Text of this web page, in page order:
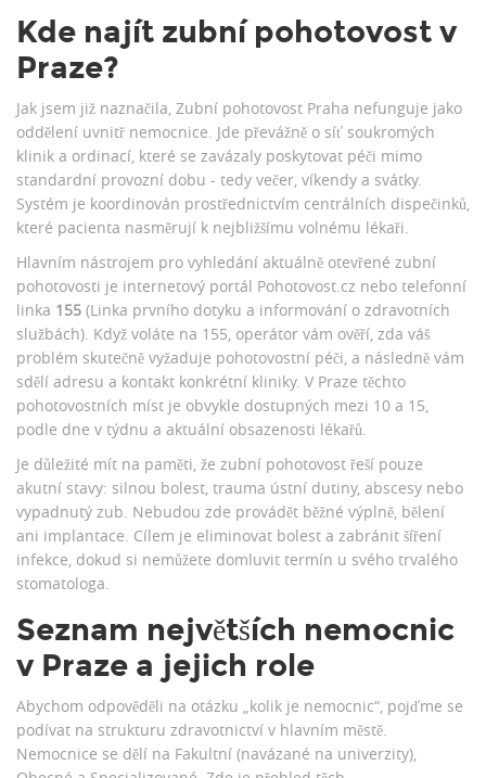
Kde najít zubní pohotovost v
Praze?
Jak jsem již naznačila, Zubní pohotovost Praha nefunguje jako
oddělení uvnitř nemocnice. Jde převážně o síť soukromých
klinik a ordinací, které se zavázaly poskytovat péči mimo
standardní provozní dobu - tedy večer, víkendy a svátky.
Systém je koordinován prostřednictvím centrálních dispečinků,
které pacienta nasměrují k nejbližšímu volnému lékaři.
Hlavním nástrojem pro vyhledání aktuálně otevřené zubní
pohotovosti je internetový portál Pohotovost.cz nebo telefonní
linka 155 (Linka prvního dotyku a informování o zdravotních
službách). Když voláte na 155, operátor vám ověří, zda váš
problém skutečně vyžaduje pohotovostní péči, a následně vám
sdělí adresu a kontakt konkrétní kliniky. V Praze těchto
pohotovostních míst je obvykle dostupných mezi 10 a 15,
podle dne v týdnu a aktuální obsazenosti lékařů.
Je důležité mít na paměti, že zubní pohotovost řeší pouze
akutní stavy: silnou bolest, trauma ústní dutiny, abscesy nebo
vypadnutý zub. Nebudou zde provádět běžné výplně, bělení
ani implantace. Cílem je eliminovat bolest a zabránit šíření
infekce, dokud si nemůžete domluvit termín u svého trvalého
stomatologa.
Seznam největších nemocnic
v Praze a jejich role
Abychom odpověděli na otázku „kolik je nemocnic“, pojďme se
podívat na strukturu zdravotnictví v hlavním městě.
Nemocnice se dělí na Fakultní (navázané na univerzity),